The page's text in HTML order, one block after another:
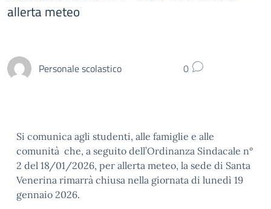
allerta meteo
Personale scolastico 0
Si comunica agli studenti, alle famiglie e alle
comunità che, a seguito dell’Ordinanza Sindacale n°
2 del 18/01/2026, per allerta meteo, la sede di Santa
Venerina rimarrà chiusa nella giornata di lunedì 19
gennaio 2026.